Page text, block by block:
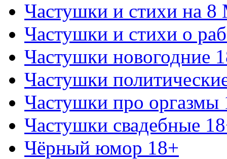
Частушки и стихи на 8
Частушки и стихи о
Частушки новогодние
Частушки
Частушки про оргазмы
Частушки свадебные
Чёрный юмор 18+